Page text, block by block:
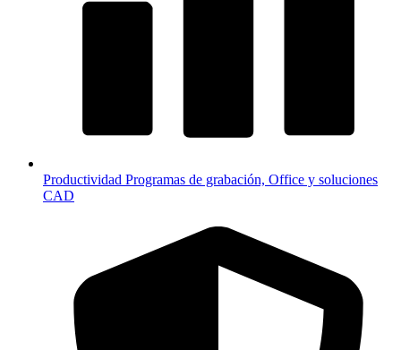
Productividad Programas de grabación, Office y soluciones
CAD